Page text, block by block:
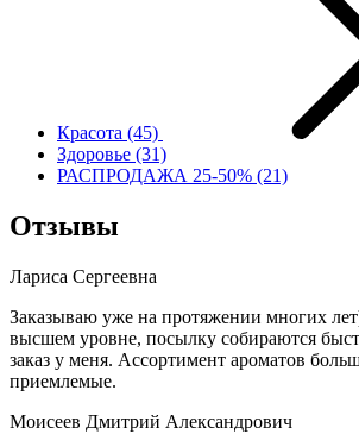
Красота (45)
Здоровье (31)
РАСПРОДАЖА 25-50% (21)
Отзывы
Лариса Сергеевна
Заказываю уже на протяжении многих
высшем уровне, посылку собираются
заказ у меня. Ассортимент ароматов
приемлемые.
Моисеев Дмитрий Александрович